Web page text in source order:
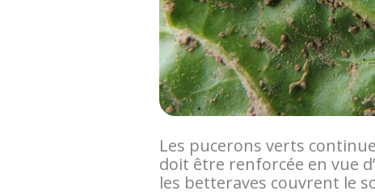
Les pucerons verts
doit être renforcée en vue
les betteraves couvrent le